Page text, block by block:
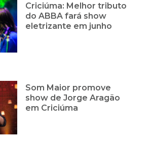
Criciúma: Melhor tributo
do ABBA fará show
eletrizante em junho
Som Maior promove
show de Jorge Aragão
em Criciúma